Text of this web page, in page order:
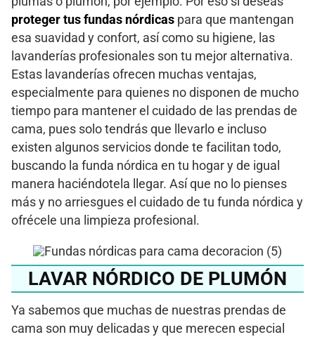
proteger tus fundas nórdicas para que mantengan
esa suavidad y confort, así como su higiene, las
lavanderías profesionales son tu mejor alternativa.
Estas lavanderías ofrecen muchas ventajas,
especialmente para quienes no disponen de mucho
tiempo para mantener el cuidado de las prendas de
cama, pues solo tendrás que llevarlo e incluso
existen algunos servicios donde te facilitan todo,
buscando la funda nórdica en tu hogar y de igual
manera haciéndotela llegar. Así que no lo pienses
más y no arriesgues el cuidado de tu funda nórdica y
ofrécele una limpieza profesional.
LAVAR NÓRDICO DE PLUMÓN
Ya sabemos que muchas de nuestras prendas de
cama son muy delicadas y que merecen especial